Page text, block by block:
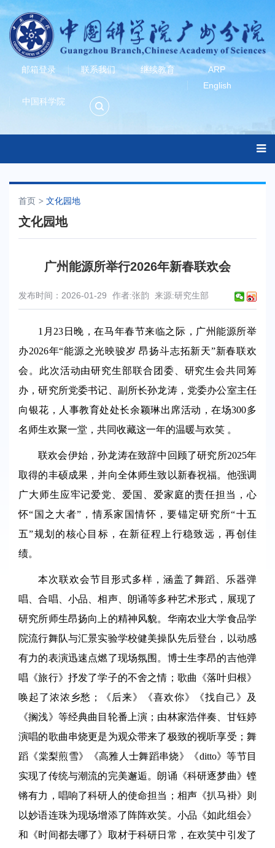
邮箱登录 联系我们 继续教育
ARP
English
中国科学院
首页 文化园地
文化园地
广州能源所举行2026年新春联欢会
发布时间：2026-01-29 作者:张韵 来源:研究生部
1月23日晚，在马年春节来临之际，广州能源所举
办2026年“能源之光映骏岁 昂扬斗志拓新天”新春联欢
会。此次活动由研究生部联合团委、研究生会共同筹
办，研究所党委书记、副所长孙龙涛，党委办公室主任
向银花，人事教育处处长余颖琳出席活动，在场300多
名师生欢聚一堂，共同收藏这一年的温暖与欢笑 。
联欢会伊始，孙龙涛在致辞中回顾了研究所2025年
取得的丰硕成果，并向全体师生致以新春祝福。他强调
广大师生应牢记爱党、爱国、爱家庭的责任担当，心
怀“国之大者”，情系家国情怀，要锚定研究所“十五
五”规划的核心目标，在新征程上行稳致远，再创佳
绩。
本次联欢会节目形式多样，涵盖了舞蹈、乐器弹
唱、合唱、小品、相声、朗诵等多种艺术形式，展现了
研究所师生昂扬向上的精神风貌。华南农业大学食品学
院流行舞队与汇景实验学校健美操队先后登台，以动感
有力的表演迅速点燃了现场氛围。博士生李昂的吉他弹
唱《旅行》抒发了学子的不舍之情；歌曲《落叶归根》
唤起了浓浓乡愁；《后来》《喜欢你》《找自己》及
《搁浅》等经典曲目轮番上演；由林家浩伴奏、甘钰婷
演唱的歌曲串烧更是为观众带来了极致的视听享受；舞
蹈《棠梨煎雪》《高雅人士舞蹈串烧》《ditto》等节目
实现了传统与潮流的完美邂逅。朗诵《科研逐梦曲》铿
锵有力，唱响了科研人的使命担当；相声《扒马褂》则
以妙语连珠为现场增添了阵阵欢笑。小品《如此组会》
和《时间都去哪了》取材于科研日常，在欢笑中引发了